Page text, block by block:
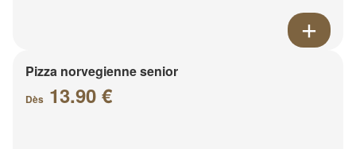
Pizza norvegienne senior
Dès 13.90 €